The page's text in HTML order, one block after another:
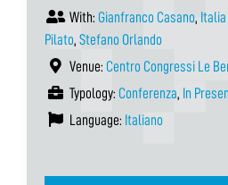
With: Gianfranco Casano, Italia
Pilato, Stefano Orlando
Venue: Centro Congressi Le
Typology: Conferenza, In
Language: Italiano